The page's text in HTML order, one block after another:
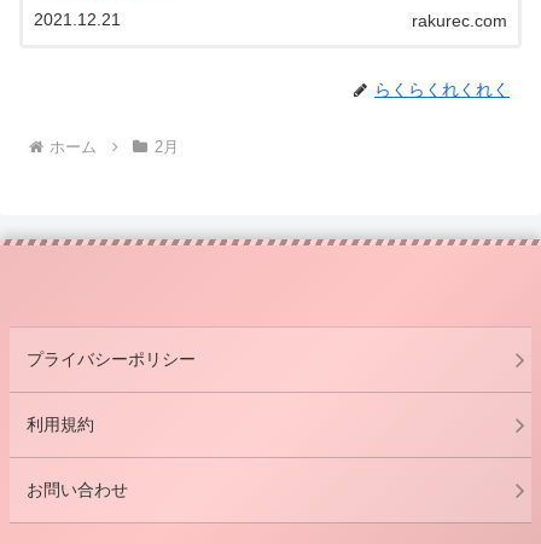
rakurec.com
2021.12.21
らくらくれくれく
ホーム 2月
プライバシーポリシー
利用規約
お問い合わせ